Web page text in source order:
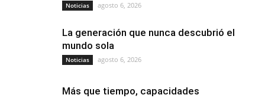
Noticias agosto 6, 2026
La generación que nunca descubrió el
mundo sola
Noticias agosto 6, 2026
Más que tiempo, capacidades